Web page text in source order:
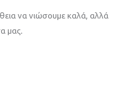
να νιώσουμε καλά, αλλά
μας.